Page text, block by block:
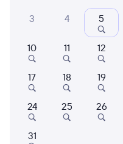
Когда
Кто едет
3 4 5
10 11 12
17 18 19
24 25 26
31